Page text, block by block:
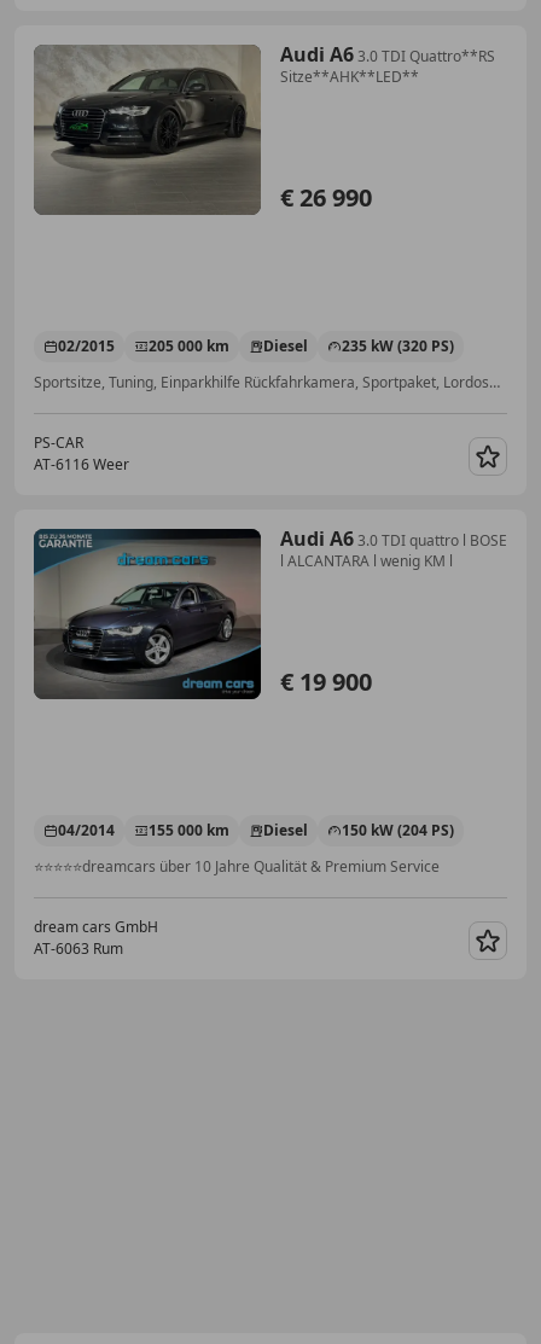
Audi A63.0 TDI Quattro**RS
Sitze**AHK**LED**
€ 26 990
02/2015 205 000 km Diesel
235 kW (320 PS)
Sportsitze, Tuning, Einparkhilfe Rückfahrkamera, Sportpaket, Lordosenstütze, Sportfahrwerk, Ambientebeleuchtung, Soundsystem
PS-CAR
AT-6116 Weer
Audi A63.0 TDI quattro l BOSE
l ALCANTARA l wenig KM l
€ 19 900
04/2014 155 000 km Diesel
150 kW (204 PS)
⭐⭐⭐⭐⭐dreamcars über 10 Jahre Qualität & Premium Service
dream cars GmbH
AT-6063 Rum